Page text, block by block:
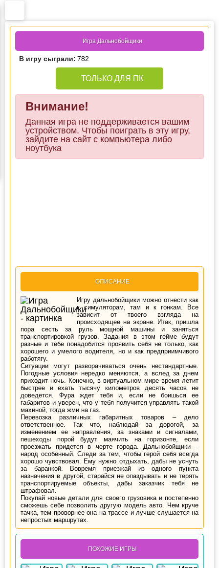
Игра Дальнобойщики
В игру сыграли: 782
ТОЛЬКО ДЛЯ ПК
Внимание!
Данная игра не поддерживается вашим
устройством. Чтобы поиграть в эту игру,
зайдите на сайт с компьютера либо
ноутбука
ОПИСАНИЕ
Игру дальнобойщики можно отнести как
к симуляторам, там и к гонкам. Все
зависит от твоего взгляда на
происходящее на экране. Итак, пришла
пора сесть за руль мощной машины и заняться
транспортировкой грузов. Задания в этом гейме будут
разные и тебе понадобится проявить себя не только, как
хорошего и умелого водителя, но и как предприимчивого
работягу.
Ситуации могут разворачиваться очень нестандартные.
Погодные условия нередко меняются, а вслед за днем
приходит ночь. Конечно, в виртуальном мире время летит
быстрее и ехать тысячу километров десять часов не
доведется. Фура ждет тебя и, если не боишься ее
габаритов и уверен, что у тебя получится управлять такой
махиной, тогда жми на газ.
Перевозка различных габаритных товаров – дело
ответственное. Так что, наблюдай за дорогой, за
изменением ее направления, за знаками и сигналами,
пешеходы порой будут маячить на горизонте, если
проезжать придется в черте города. Дальнобойщики –
народ особенный. Следи за тем, чтобы герой себя всегда
хорошо чувствовал. Ему нужно отдыхать, дабы не уснуть
за баранкой. Вовремя приезжай из одного пункта
назначения в другой, старайся не опаздывать и не терять
транспортируемые объекты, дабы заказчик тебя не
штрафовал.
Покупай новые детали для своего грузовика и постепенно
сможешь себе позволить другую модель авто. Чем круче
тачка, тем проворнее она на трассе и лучше слушается на
непростых маршрутах.
ПОХОЖИЕ ИГРЫ